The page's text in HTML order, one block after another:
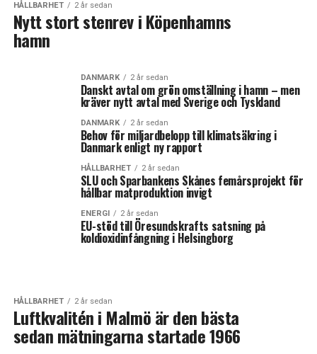
HÅLLBARHET 2 år sedan
Nytt stort stenrev i Köpenhamns
hamn
DANMARK 2 år sedan
Danskt avtal om grön omställning i hamn – men
kräver nytt avtal med Sverige och Tyskland
DANMARK 2 år sedan
Behov för miljardbelopp till klimatsäkring i
Danmark enligt ny rapport
HÅLLBARHET 2 år sedan
SLU och Sparbankens Skånes femårsprojekt för
hållbar matproduktion invigt
ENERGI 2 år sedan
EU-stöd till Öresundskrafts satsning på
koldioxidinfångning i Helsingborg
HÅLLBARHET 2 år sedan
Luftkvalitén i Malmö är den bästa
sedan mätningarna startade 1966